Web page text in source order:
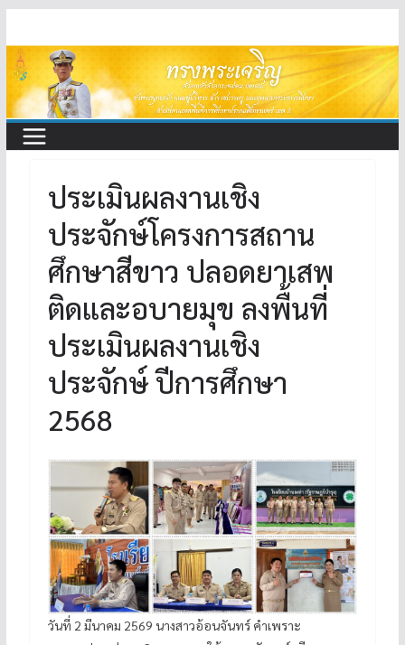
to
content
ประเมินผลงานเชิง
ประจักษ์โครงการสถาน
ศึกษาสีขาว ปลอดยาเสพ
ติดและอบายมุข ลงพื้นที่
ประเมินผลงานเชิง
ประจักษ์ ปีการศึกษา
2568
วันที่ 2 มีนาคม 2569 นางสาวอ้อนจันทร์ คำเพราะ